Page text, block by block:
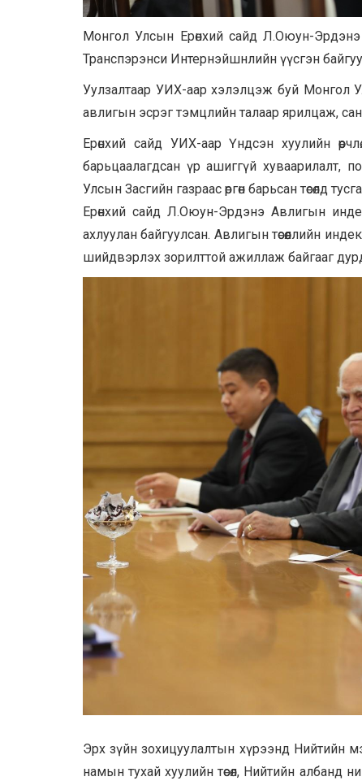
Монгол Улсын Ерөнхий сайд Л.Оюун-
Транспэрэнси Интернэйшнлийн үүсгэн
Уулзалтаар УИХ-аар хэлэлцэж буй Монгол
авлигын эсрэг тэмцлийн талаар ярилцаж,
Ерөнхий сайд УИХ-аар Үндсэн хуулийн
барьцаалагдсан үр ашиггүй хуваарилалт,
Улсын Засгийн газраас өргөн барьсан төсөлд
Ерөнхий сайд Л.Оюун-Эрдэнэ Авлигын
ахлуулан байгуулсан. Авлигын төсөөллийн
шийдвэрлэх зорилттой ажиллаж байгааг
Эрх зүйн зохицуулалтын хүрээнд Нийтийн
намын тухай хуулийн төсөл, Нийтийн